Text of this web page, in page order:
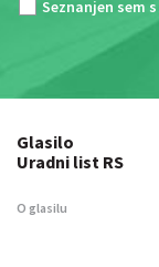
Seznanjen sem s
Glasilo
Uradni list RS
O glasilu